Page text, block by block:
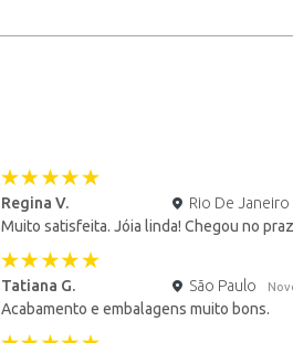
Regina V. Rio De Janeiro
Muito satisfeita. Jóia linda! Chegou no
Tatiana G. São Paulo
Acabamento e embalagens muito bons.